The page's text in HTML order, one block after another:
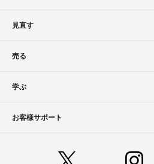
見直す
売る
学ぶ
お客様サポート